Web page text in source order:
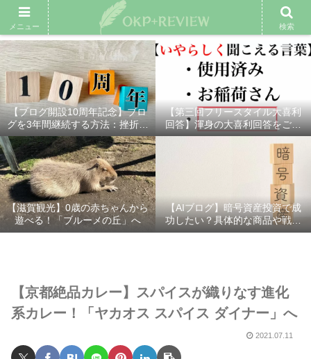
雑記ブログ プロフィール 余興動画 ベスト大喜利 スポ
【ブログ開設10周年記念】ブロ
グを3年間継続する方法：挫折し
ないための7つの秘訣
【第三回フリースタイル大喜利
回答】渾身の大喜利回答をご紹
介！
【滋賀観光】0歳の赤ちゃんから
遊べる！「ブルーメの丘」へ
【AIブログ】暗号資産投資で成
功したい？具体的な商品や戦略
を分かりやすく解説！
【京都絶品カレー】スパイスが織りなす進化
系カレー！「ヤカオス スパイス ダイナー」へ
2021.07.11
メニュー 検索